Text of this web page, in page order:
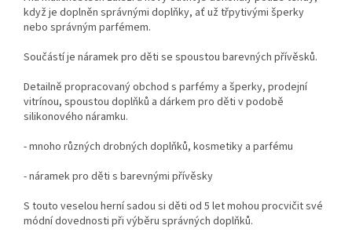
když je doplněn správnými doplňky, ať už třpytivými šperky
nebo správným parfémem.
Součástí je náramek pro děti se spoustou barevných přívěsků.
Detailně propracovaný obchod s parfémy a šperky, prodejní
vitrínou, spoustou doplňků a dárkem pro děti v podobě
silikonového náramku.
- mnoho různých drobných doplňků, kosmetiky a parfému
- náramek pro děti s barevnými přívěsky
S touto veselou herní sadou si děti od 5 let mohou procvičit své
módní dovednosti při výběru správných doplňků.